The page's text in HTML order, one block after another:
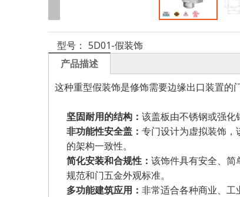
型号： 5D01-假装饰
产品描述
这种重型假装饰是修饰需要边缘出口装置的
坚固耐用的结构： 该盖板由不锈钢或强化
非功能性安全盖： 专门设计为虚拟装饰
的架构一致性。
简化安装和合规性： 该饰件具有安全、简
规范和门五金外观标准。
多功能建筑应用： 非常适合各种商业、